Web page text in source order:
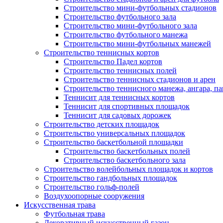
Строительство мини-футбольных стадионов
Строительство футбольного зала
Строительство мини-футбольного зала
Строительство футбольного манежа
Строительство мини-футбольных манежей
Строительство теннисных кортов
Строительство Падел кортов
Строительство теннисных полей
Строительство теннисных стадионов и арен
Строительство теннисного манежа, ангара,
Теннисит для теннисных кортов
Теннисит для спортивных площадок
Теннисит для садовых дорожек
Строительство детских площадок
Строительство универсальных площадок
Строительство баскетбольной площадки
Строительство баскетбольных полей
Строительство баскетбольного зала
Строительство волейбольных площадок и кортов
Строительство гандбольных площадок
Строительство гольф-полей
Воздухоопорные сооружения
Искусственная трава
Футбольная трава